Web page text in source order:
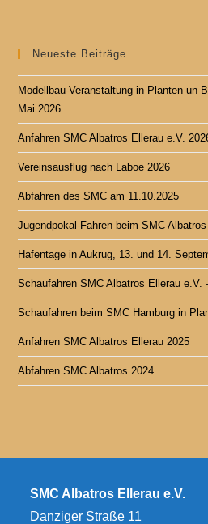
Neueste Beiträge
Modellbau-Veranstaltung in Planten un
Mai 2026
Anfahren SMC Albatros Ellerau e.V.
Vereinsausflug nach Laboe 2026
Abfahren des SMC am 11.10.2025
Jugendpokal-Fahren beim SMC
Hafentage in Aukrug, 13. und 14.
Schaufahren SMC Albatros Ellerau e.V.
Schaufahren beim SMC Hamburg in
Anfahren SMC Albatros Ellerau 2025
Abfahren SMC Albatros 2024
SMC Albatros Ellerau e.V.
Danziger Straße 11